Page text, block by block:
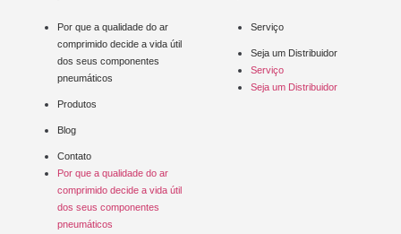
Por que a qualidade do ar
comprimido decide a vida útil
dos seus componentes
pneumáticos
Produtos
Blog
Contato
Por que a qualidade do ar
comprimido decide a vida útil
dos seus componentes
pneumáticos
Serviço
Seja um Distribuidor
Serviço
Seja um Distribuidor